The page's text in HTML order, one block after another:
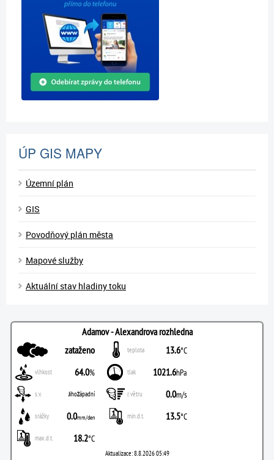
ÚP GIS MAPY
Územní plán
GIS
Povodňový plán města
Mapové služby
Aktuální stav hladiny toku